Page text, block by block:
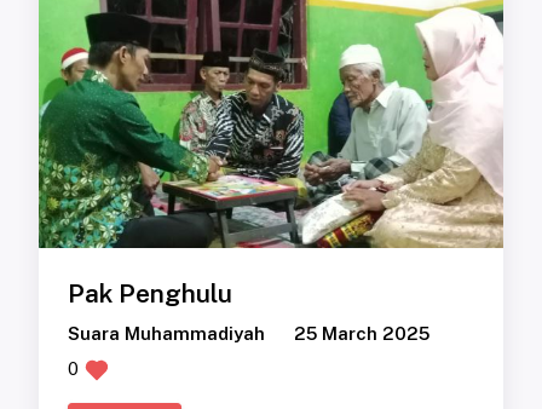
Pak Penghulu
Suara Muhammadiyah
25 March 2025
0